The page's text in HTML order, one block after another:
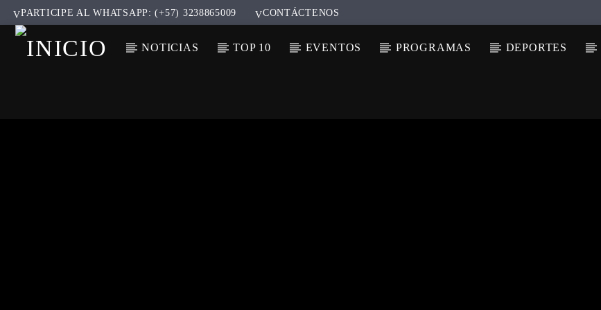
PARTICIPE AL WHATSAPP: (+57) 3238865009 CONTÁCTENOS
NOTICIAS TOP 10 EVENTOS PROGRAMAS DEPORTES